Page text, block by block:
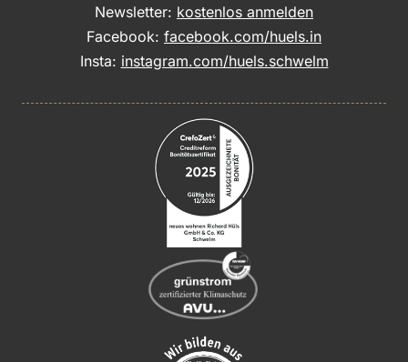
Newsletter: kostenlos anmelden
Facebook: facebook.com/huels.in
Insta: instagram.com/huels.schwelm